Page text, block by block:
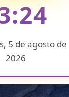
5 de agosto de
2026
❄
❄